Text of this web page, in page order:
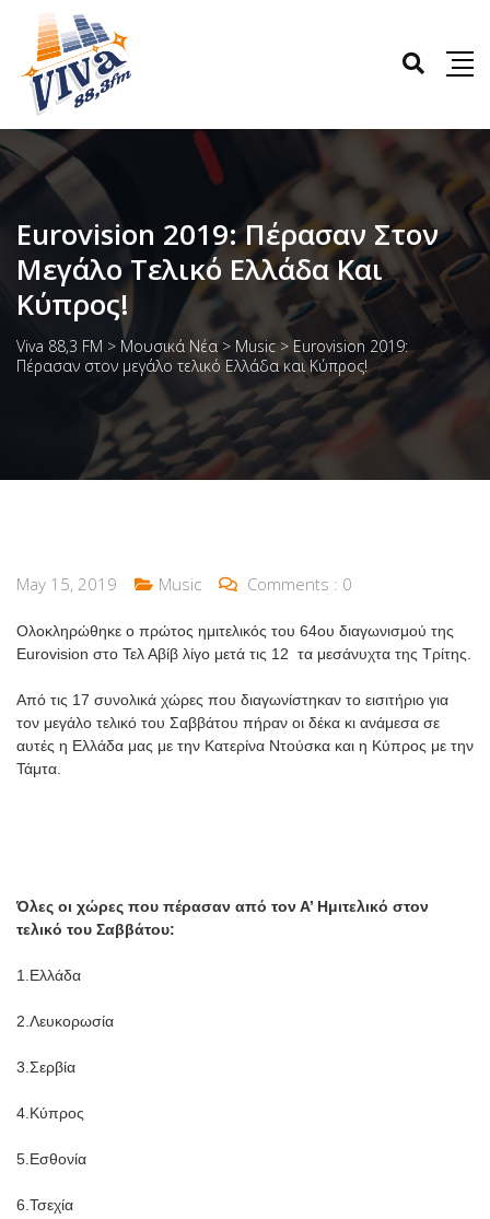
Eurovision 2019: Πέρασαν Στον
Μεγάλο Τελικό Ελλάδα Και
Κύπρος!
Viva 88,3 FM > Μουσικά Νέα > Music > Eurovision 2019:
Πέρασαν στον μεγάλο τελικό Ελλάδα και Κύπρος!
May 15, 2019 Music Comments : 0
Ολοκληρώθηκε ο πρώτος ημιτελικός του 64ου διαγωνισμού της
Eurovision στο Τελ Αβίβ λίγο μετά τις 12 τα μεσάνυχτα της Τρίτης.
Από τις 17 συνολικά χώρες που διαγωνίστηκαν το εισιτήριο για
τον μεγάλο τελικό του Σαββάτου πήραν οι δέκα κι ανάμεσα σε
αυτές η Ελλάδα μας με την Κατερίνα Ντούσκα και η Κύπρος με την
Τάμτα.
Όλες οι χώρες που πέρασαν από τον Α’ Ημιτελικό στον
τελικό του Σαββάτου:
1.Ελλάδα
2.Λευκορωσία
3.Σερβία
4.Κύπρος
5.Εσθονία
6.Τσεχία